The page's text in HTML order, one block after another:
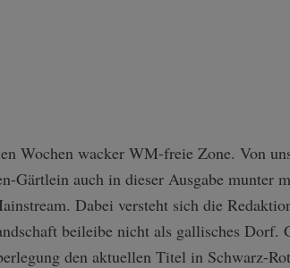
Wochen wacker WM-freie Zone. Von
Gärtlein auch in dieser Ausgabe munter
Dabei versteht sich die
beileibe nicht als gallisches Dorf.
den aktuellen Titel in Schwarz-